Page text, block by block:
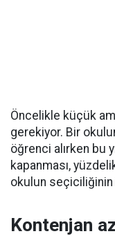
Öncelikle küçük
gerekiyor. Bir
öğrenci alırken bu
kapanması,
okulun seçiciliğinin
Kontenjan